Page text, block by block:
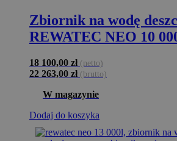
Zbiornik na wodę
REWATEC NEO 10
18 100,00 zł (netto)
22 263,00 zł (brutto)
W magazynie
Dodaj do koszyka